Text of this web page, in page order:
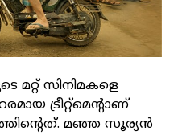
മറ്റ് സിനിമകളെ
ട്രീറ്റ്‌മെന്റാണ്
മഞ്ഞ സൂര്യൻ